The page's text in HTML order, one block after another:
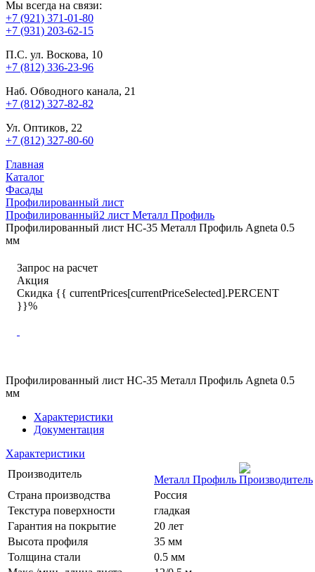
Мы всегда на связи:
+7 (921) 371-01-80
+7 (931) 203-62-15
П.С. ул. Воскова, 10
+7 (812) 336-23-96
Наб. Обводного канала, 21
+7 (812) 327-82-82
Ул. Оптиков, 22
+7 (812) 327-80-60
Главная
Каталог
Фасады
Профилированный лист
Профилированный2 лист Металл Профиль
Профилированный лист НС-35 Металл Профиль Agneta 0.5
мм
Запрос на расчет
Акция
Скидка {{ currentPrices[currentPriceSelected].PERCENT
}}%
Профилированный лист НС-35 Металл Профиль Agneta 0.5
мм
Характеристики
Документация
Характеристики
Производитель
Металл Профиль
Страна производства
Россия
Текстура поверхности
гладкая
Гарантия на покрытие
20 лет
Высота профиля
35 мм
Толщина стали
0.5 мм